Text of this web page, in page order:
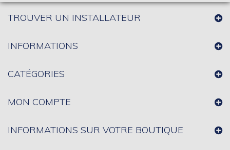
TROUVER UN INSTALLATEUR
INFORMATIONS
CATÉGORIES
MON COMPTE
INFORMATIONS SUR VOTRE BOUTIQUE